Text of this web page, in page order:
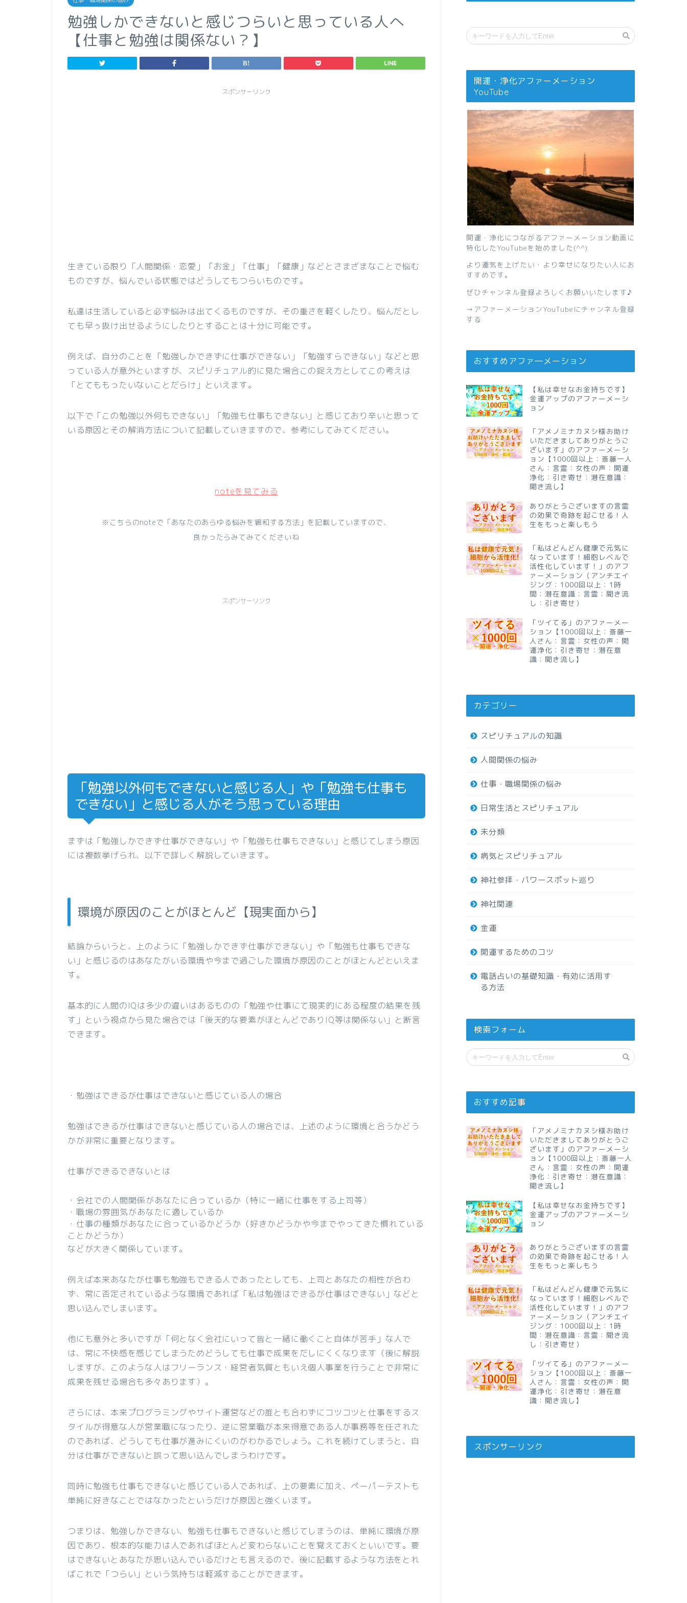
勉強しかできないと感じつらいと思っている人へ
【仕事と勉強は関係ない？】
スポンサーリンク
生きている限り「人間関係・恋愛」「お金」「仕事」「健康」などとさまざまなことで悩む
ものですが、悩んでいる状態ではどうしてもつらいものです。
私達は生活していると必ず悩みは出てくるものですが、その重さを軽くしたり、悩んだとし
ても早ぅ抜け出せるようにしたりとすることは十分に可能です。
例えば、自分のことを「勉強しかできずに仕事ができない」「勉強すらできない」などと思
っている人が意外といますが、スピリチュアル的に見た場合この捉え方としてこの考えは
「とてももったいないことだらけ」といえます。
以下で「この勉強以外何もできない」「勉強も仕事もできない」と感じており辛いと思って
いる原因とその解消方法について記載していきますので、参考にしてみてください。
noteを見てみる
※こちらのnoteで「あなたのあらゆる悩みを緩和する方法」を記載していますので、
良かったらみてみてくださいね
スポンサーリンク
「勉強以外何もできないと感じる人」や「勉強も仕事も
できない」と感じる人がそう思っている理由
まずは「勉強しかできず仕事ができない」や「勉強も仕事もできない」と感じてしまう原因
には複数挙げられ、以下で詳しく解説していきます。
環境が原因のことがほとんど【現実面から】
結論からいうと、上のように「勉強しかできず仕事ができない」や「勉強も仕事もできな
い」と感じるのはあなたがいる環境や今まで過ごした環境が原因のことがほとんどといえま
す。
基本的に人間のIQは多少の違いはあるものの「勉強や仕事にて現実的にある程度の結果を残
す」という視点から見た場合では「後天的な要素がほとんどでありIQ等は関係ない」と断言
できます。
・勉強はできるが仕事はできないと感じている人の場合
勉強はできるが仕事はできないと感じている人の場合では、上述のように環境と合うかどう
かが非常に重要となります。
仕事ができるできないとは
・会社での人間関係があなたに合っているか（特に一緒に仕事をする上司等）
・職場の雰囲気があなたに適しているか
・仕事の種類があなたに合っているかどうか（好きかどうかや今までやってきた慣れている
ことかどうか）
などが大きく関係しています。
例えば本来あなたが仕事も勉強もできる人であったとしても、上司とあなたの相性が合わ
ず、常に否定されているような環境であれば「私は勉強はできるが仕事はできない」などと
思い込んでしまいます。
他にも意外と多いですが「何となく会社にいって皆と一緒に働くこと自体が苦手」な人で
は、常に不快感を感じてしまうためどうしても仕事で成果をだしにくくなります（後に解説
しますが、このような人はフリーランス・経営者気質ともいえ個人事業を行うことで非常に
成果を残せる場合も多々あります）。
さらには、本来プログラミングやサイト運営などの誰とも合わずにコツコツと仕事をするス
タイルが得意な人が営業職になったり、逆に営業職が本来得意である人が事務等を任された
のであれば、どうしても仕事が進みにくいのがわかるでしょう。これを続けてしまうと、自
分は仕事ができないと誤って思い込んでしまうわけです。
同時に勉強も仕事もできないと感じている人であれば、上の要素に加え、ペーパーテストも
単純に好きなことではなかったというだけが原因と強くいます。
つまりは、勉強しかできない、勉強も仕事もできないと感じてしまうのは、単純に環境が原
因であり、根本的な能力は人であればほとんど変わらないことを覚えておくといいです。要
はできないとあなたが思い込んでいるだけとも言えるので、後に記載するような方法をとれ
ばこれで「つらい」という気持ちは軽減することができます。
開運・浄化アファーメーション
YouTube
開運・浄化につながるアファーメーション動画に
特化したYouTubeを始めました(^^)
より運気を上げたい・より幸せになりたい人にお
すすめです。
ぜひチャンネル登録よろしくお願いいたします♪
→ アファーメーションYouTubeにチャンネル登録
する
おすすめアファ―メーション
【私は幸せなお金持ちです】
金運アップのアファーメーシ
ョン
「アメノミナカヌシ様お助け
いただきましてありがとうご
ざいます」のアファーメーシ
ョン【1000回以上：斎藤一人
さん：言霊：女性の声：開運
浄化：引き寄せ：潜在意識：
聞き流し】
ありがとうございますの言霊
の効果で奇跡を起こせる！人
生をもっと楽しもう
「私はどんどん健康で元気に
なっています！細胞レベルで
活性化しています！」のアフ
ァーメーション（アンチエイ
ジング：1000回以上：1時
間：潜在意識：言霊：聞き流
し：引き寄せ）
「ツイてる」のアファーメー
ション【1000回以上：斎藤一
人さん：言霊：女性の声：開
運浄化：引き寄せ：潜在意
識：聞き流し】
カテゴリー
スピリチュアルの知識
人間関係の悩み
仕事・職場関係の悩み
日常生活とスピリチュアル
未分類
病気とスピリチュアル
神社参拝・パワースポット巡り
神社関連
金運
開運するためのコツ
電話占いの基礎知識・有効に活用す
る方法
検索フォーム
おすすめ記事
「アメノミナカヌシ様お助け
いただきましてありがとうご
ざいます」のアファーメーシ
ョン【1000回以上：斎藤一人
さん：言霊：女性の声：開運
浄化：引き寄せ：潜在意識：
聞き流し】
【私は幸せなお金持ちです】
金運アップのアファーメーシ
ョン
ありがとうございますの言霊
の効果で奇跡を起こせる！人
生をもっと楽しもう
「私はどんどん健康で元気に
なっています！細胞レベルで
活性化しています！」のアフ
ァーメーション（アンチエイ
ジング：1000回以上：1時
間：潜在意識：言霊：聞き流
し：引き寄せ）
「ツイてる」のアファーメー
ション【1000回以上：斎藤一
人さん：言霊：女性の声：開
運浄化：引き寄せ：潜在意
識：聞き流し】
スポンサーリンク